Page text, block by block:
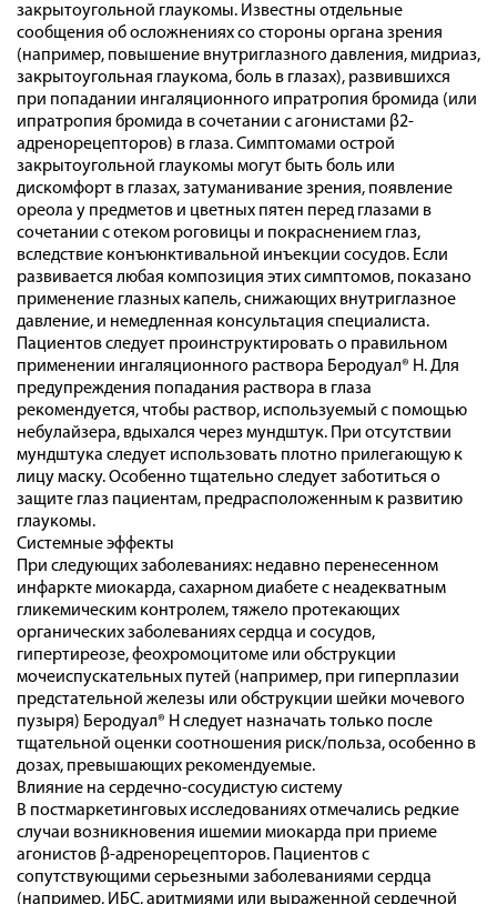
закрытоугольной глаукомы. Известны отдельные
сообщения об осложнениях со стороны органа зрения
(например, повышение внутриглазного давления, мидриаз,
закрытоугольная глаукома, боль в глазах), развившихся
при попадании ингаляционного ипратропия бромида (или
ипратропия бромида в сочетании с агонистами β2-
адренорецепторов) в глаза. Симптомами острой
закрытоугольной глаукомы могут быть боль или
дискомфорт в глазах, затуманивание зрения, появление
ореола у предметов и цветных пятен перед глазами в
сочетании с отеком роговицы и покраснением глаз,
вследствие конъюнктивальной инъекции сосудов. Если
развивается любая композиция этих симптомов, показано
применение глазных капель, снижающих внутриглазное
давление, и немедленная консультация специалиста.
Пациентов следует проинструктировать о правильном
применении ингаляционного раствора Беродуал® Н. Для
предупреждения попадания раствора в глаза
рекомендуется, чтобы раствор, используемый с помощью
небулайзера, вдыхался через мундштук. При отсутствии
мундштука следует использовать плотно прилегающую к
лицу маску. Особенно тщательно следует заботиться о
защите глаз пациентам, предрасположенным к развитию
глаукомы.
Системные эффекты
При следующих заболеваниях: недавно перенесенном
инфаркте миокарда, сахарном диабете с неадекватным
гликемическим контролем, тяжело протекающих
органических заболеваниях сердца и сосудов,
гипертиреозе, феохромоцитоме или обструкции
мочеиспускательных путей (например, при гиперплазии
предстательной железы или обструкции шейки мочевого
пузыря) Беродуал® Н следует назначать только после
тщательной оценки соотношения риск/польза, особенно в
дозах, превышающих рекомендуемые.
Влияние на сердечно-сосудистую систему
В постмаркетинговых исследованиях отмечались редкие
случаи возникновения ишемии миокарда при приеме
агонистов β-адренорецепторов. Пациентов с
сопутствующими серьезными заболеваниями сердца
(например, ИБС, аритмиями или выраженной сердечной